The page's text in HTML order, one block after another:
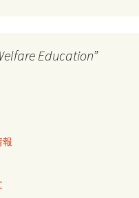
Education”
報